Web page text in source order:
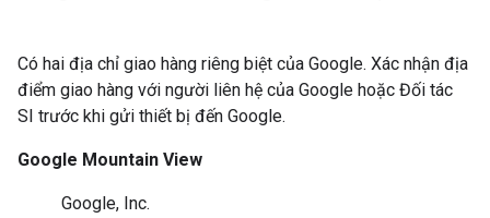
Có hai địa chỉ giao hàng riêng biệt của Google. Xác nhận địa
điểm giao hàng với người liên hệ của Google hoặc Đối tác
SI trước khi gửi thiết bị đến Google.
Google Mountain View
Google, Inc.